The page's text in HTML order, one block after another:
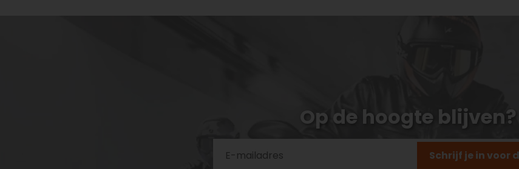
Op de hoogte blijven?
Schrijf je in voor